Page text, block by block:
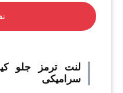
لنت ترمز جلو
سرامیکی